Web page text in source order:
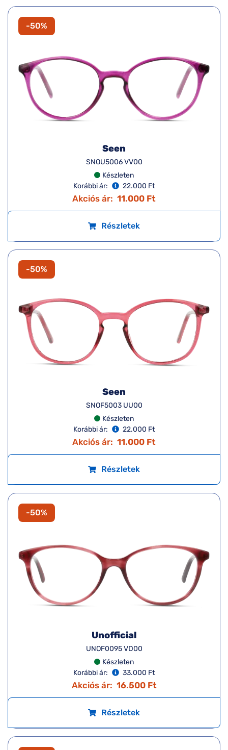
-50%
Seen
SNOU5006 VV00
Készleten
Korábbi ár:
22.000 Ft
Akciós ár: 11.000 Ft
Részletek
-50%
Seen
SNOF5003 UU00
Készleten
Korábbi ár:
22.000 Ft
Akciós ár: 11.000 Ft
Részletek
-50%
Unofficial
UNOF0095 VD00
Készleten
Korábbi ár:
33.000 Ft
Akciós ár: 16.500 Ft
Részletek